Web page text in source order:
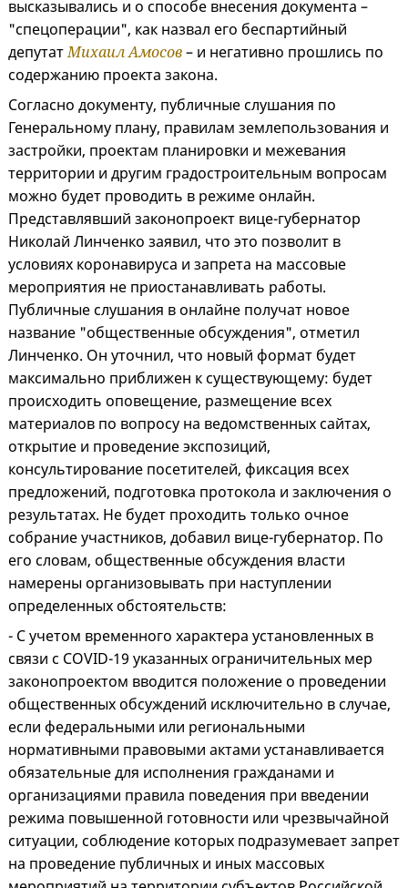
высказывались и о способе внесения документа –
"спецоперации", как назвал его беспартийный
депутатМихаил Амосов– и негативно прошлись по
содержанию проекта закона.
Согласно документу, публичные слушания по
Генеральному плану, правилам землепользования и
застройки, проектам планировки и межевания
территории и другим градостроительным вопросам
можно будет проводить в режиме онлайн.
Представлявший законопроект вице-губернатор
Николай Линченко заявил, что это позволит в
условиях коронавируса и запрета на массовые
мероприятия не приостанавливать работы.
Публичные слушания в онлайне получат новое
название "общественные обсуждения", отметил
Линченко. Он уточнил, что новый формат будет
максимально приближен к существующему: будет
происходить оповещение, размещение всех
материалов по вопросу на ведомственных сайтах,
открытие и проведение экспозиций,
консультирование посетителей, фиксация всех
предложений, подготовка протокола и заключения о
результатах. Не будет проходить только очное
собрание участников, добавил вице-губернатор. По
его словам, общественные обсуждения власти
намерены организовывать при наступлении
определенных обстоятельств:
- С учетом временного характера установленных в
связи с COVID-19 указанных ограничительных мер
законопроектом вводится положение о проведении
общественных обсуждений исключительно в случае,
если федеральными или региональными
нормативными правовыми актами устанавливается
обязательные для исполнения гражданами и
организациями правила поведения при введении
режима повышенной готовности или чрезвычайной
ситуации, соблюдение которых подразумевает запрет
на проведение публичных и иных массовых